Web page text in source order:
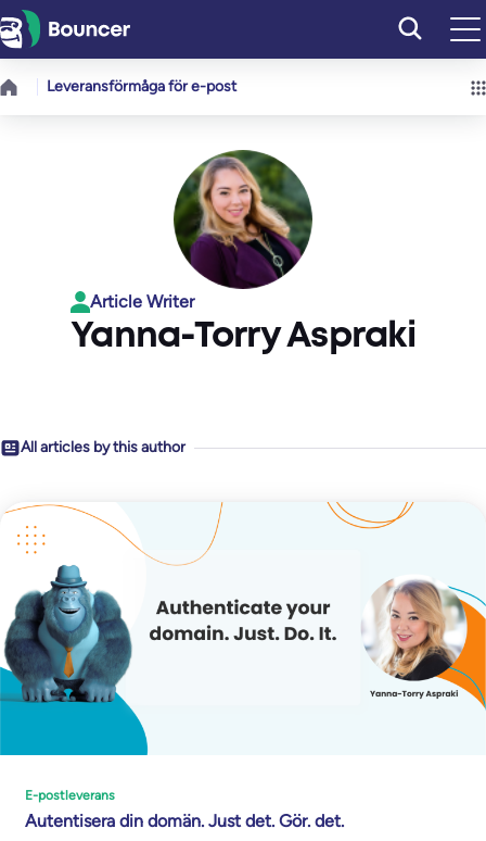
Hoppa
till
innehåll
Leveransförmåga för e-post
Article Writer
Yanna-Torry Aspraki
All articles by this author
E-postleverans
Autentisera din domän. Just det. Gör. det.